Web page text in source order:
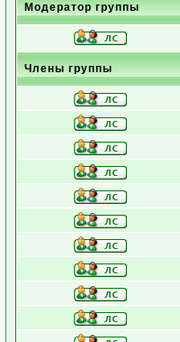
Модератор группы
Члены группы